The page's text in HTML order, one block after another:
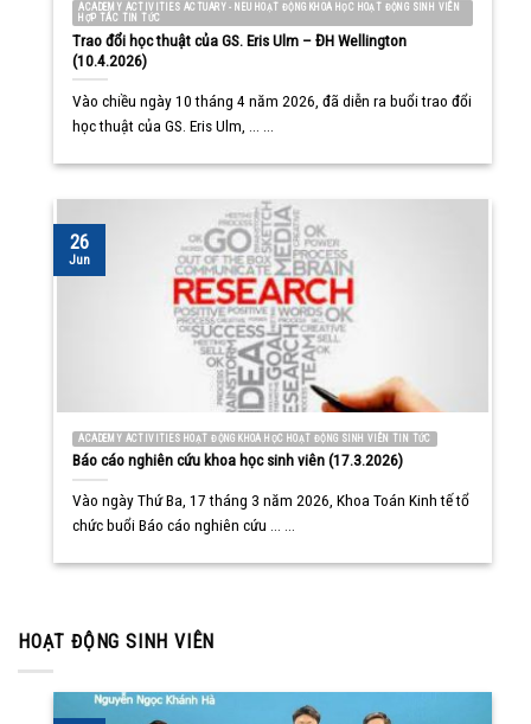
ACADEMY ACTIVITIES ACTUARY - NEU HOẠT ĐỘNG KHOA HỌC HOẠT ĐỘNG SINH VIÊN
HỢP TÁC TIN TỨC
Trao đổi học thuật của GS. Eris Ulm – ĐH Wellington
(10.4.2026)
Vào chiều ngày 10 tháng 4 năm 2026, đã diễn ra buổi trao đổi
học thuật của GS. Eris Ulm, ... ...
ACADEMY ACTIVITIES HOẠT ĐỘNG KHOA HỌC HOẠT ĐỘNG SINH VIÊN TIN TỨC
Báo cáo nghiên cứu khoa học sinh viên (17.3.2026)
Vào ngày Thứ Ba, 17 tháng 3 năm 2026, Khoa Toán Kinh tế tổ
chức buổi Báo cáo nghiên cứu ... ...
26
Jun
HOẠT ĐỘNG SINH VIÊN